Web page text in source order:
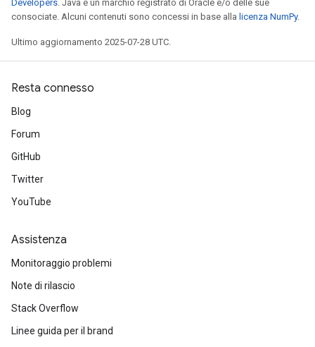
Developers. Java è un marchio registrato di Oracle e/o delle sue
consociate. Alcuni contenuti sono concessi in base alla licenza NumPy.
Ultimo aggiornamento 2025-07-28 UTC.
Resta connesso
Blog
Forum
GitHub
Twitter
YouTube
Assistenza
Monitoraggio problemi
Note di rilascio
Stack Overflow
Linee guida per il brand